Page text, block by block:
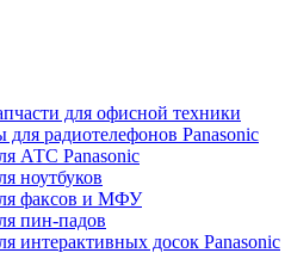
для офисной техники
для радиотелефонов Panasonic
АТС Panasonic
ноутбуков
факсов и МФУ
пин-падов
интерактивных досок Panasonic